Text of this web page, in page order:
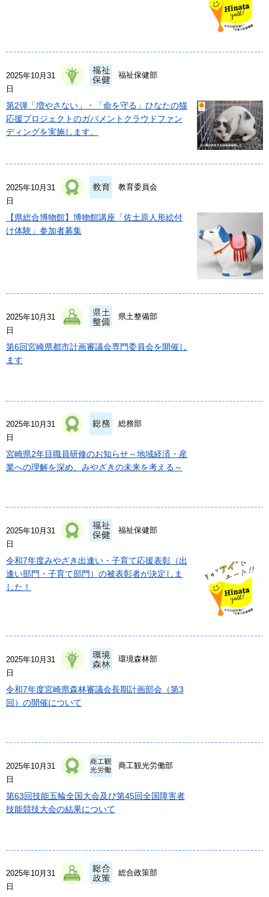
2025年10月31
日
福祉保健部
第2弾「増やさない」・「命を守る」ひなたの猫
応援プロジェクトのガバメントクラウドファン
ディングを実施します。
2025年10月31
日
教育委員会
【県総合博物館】博物館講座「佐土原人形絵付
け体験」参加者募集
2025年10月31
日
県土整備部
第6回宮崎県都市計画審議会専門委員会を開催し
ます
2025年10月31
日
総務部
宮崎県2年目職員研修のお知らせ～地域経済・産
業への理解を深め、みやざきの未来を考える～
2025年10月31
日
福祉保健部
令和7年度みやざき出逢い・子育て応援表彰（出
逢い部門・子育て部門）の被表彰者が決定しま
した！
2025年10月31
日
環境森林部
令和7年度宮崎県森林審議会長期計画部会（第3
回）の開催について
2025年10月31
日
商工観光労働部
第63回技能五輪全国大会及び第45回全国障害者
技能競技大会の結果について
2025年10月31
日
総合政策部